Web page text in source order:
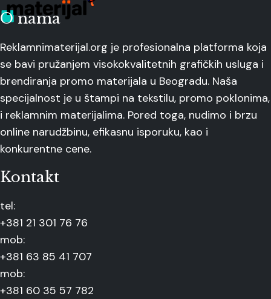
O nama
Reklamnimaterijal.org je profesionalna platforma koja
se bavi pružanjem visokokvalitetnih grafičkih usluga i
brendiranja promo materijala u Beogradu. Naša
specijalnost je u štampi na tekstilu, promo poklonima,
i reklamnim materijalima. Pored toga, nudimo i brzu
online narudžbinu, efikasnu isporuku, kao i
konkurentne cene.
Kontakt
tel:
+381 21 301 76 76
mob:
+381 63 85 41 707
mob:
+381 60 35 57 782